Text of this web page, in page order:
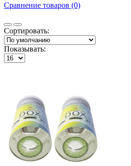
Сравнение товаров (0)
Сортировать:
Показывать: